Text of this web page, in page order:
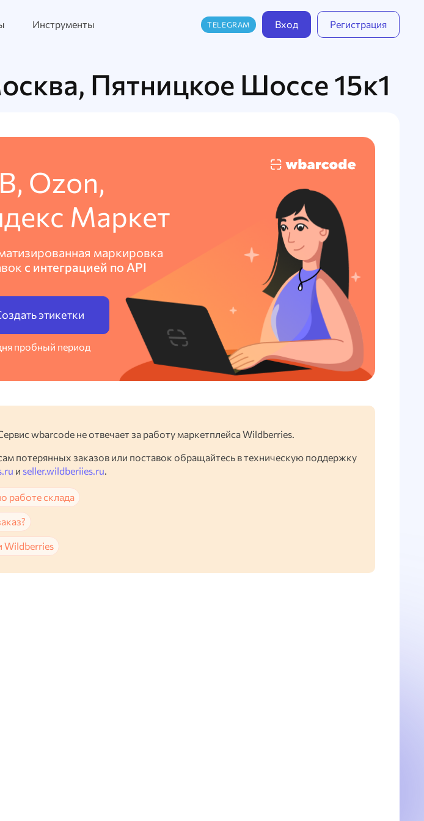
Инструменты TELEGRAM Вход Регистрация
Пятницкое Шоссе 15к1
Ozon,
Маркет
маркировка
с интеграцией по API
этикетки
пробный период
wbarcode не отвечает за работу маркетплейса Wildberries.
потерянных заказов или поставок обращайтесь в техническую поддержку
и seller.wildberiies.ru.
работе склада
Wildberries